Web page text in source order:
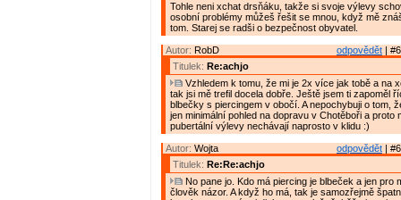
Tohle neni xchat drsňáku, takže si svoje výlevy
osobní problémy můžeš řešit se mnou, když mě
tom. Starej se radši o bezpečnost obyvatel.
odpovědět |
Autor: RobD
Titulek: Re:achjo
Vzhledem k tomu, že mi je 2x více jak tobě a na
tak jsi mě trefil docela dobře. Ještě jsem ti zapoměl
blbečky s piercingem v obočí. A nepochybuji o tom,
jen minimální pohled na dopravu v Chotěboři a proto
pubertální výlevy nechávají naprosto v klidu :)
odpovědět |
Autor: Wojta
Titulek: Re:Re:achjo
No pane jo. Kdo má piercing je blbeček a jen pro
člověk názor. A když ho má, tak je samozřejmě